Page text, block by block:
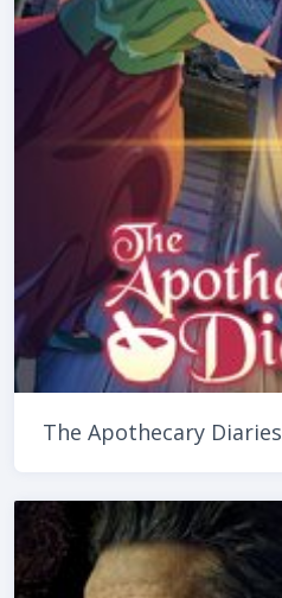
The Apothecary Diaries